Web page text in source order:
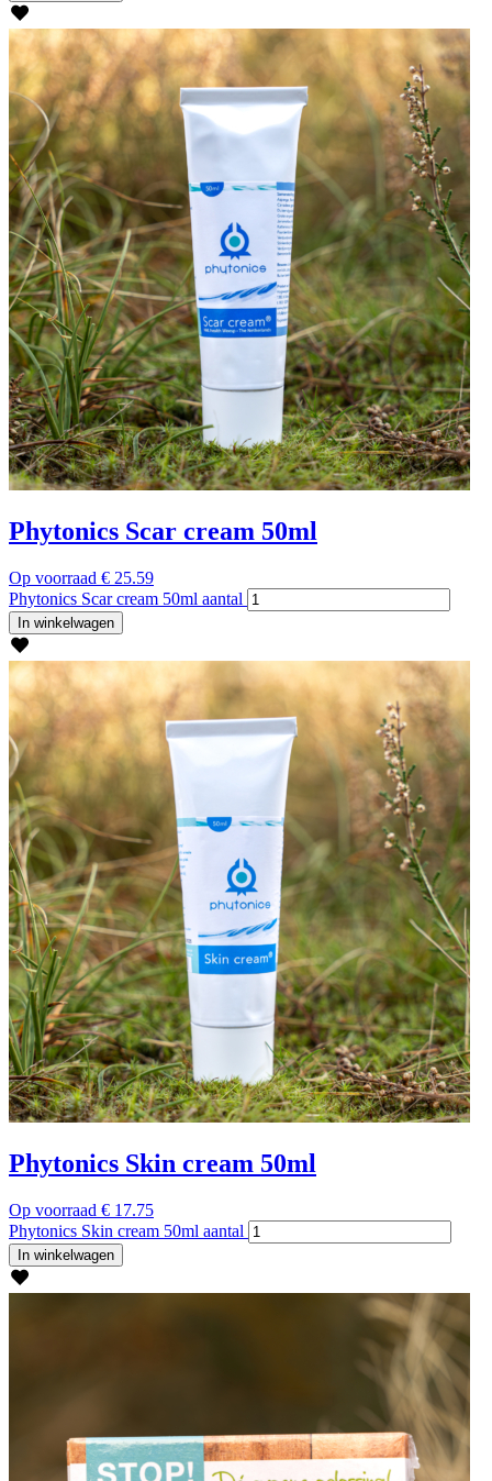
Phytonics Scar cream 50ml
Op voorraad € 25.59
Phytonics Scar cream 50ml aantal
In winkelwagen
Phytonics Skin cream 50ml
Op voorraad € 17.75
Phytonics Skin cream 50ml aantal
In winkelwagen